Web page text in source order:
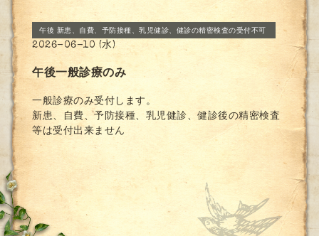
午後 新患、自費、予防接種、乳児健診、健診の精密検査の受付不可
2026-06-10 (水)
午後一般診療のみ
一般診療のみ受付します。
新患、自費、予防接種、乳児健診、健診後の精密検査
等は受付出来ません